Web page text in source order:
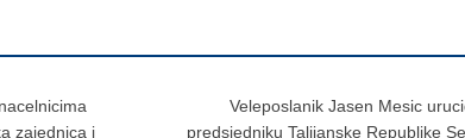
zajednica i
Veleposlanik Jasen Mesic
predsjedniku Talijanske Republike